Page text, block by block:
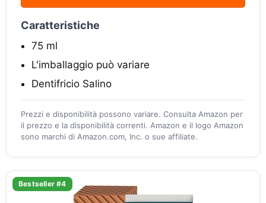
Caratteristiche
75 ml
L'imballaggio può variare
Dentifricio Salino
Prezzi e disponibilità possono variare. Consulta Amazon per
il prezzo e la disponibilità correnti. Amazon e il logo Amazon
sono marchi di Amazon.com, Inc. o sue affiliate.
Bestseller #4